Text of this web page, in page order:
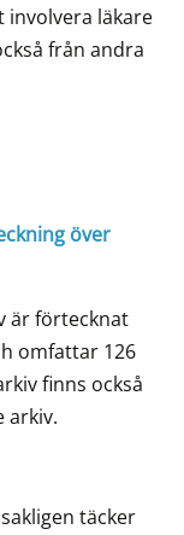
involvera läkare
från andra
över
är förtecknat
omfattar 126
finns också
arkiv.
täcker